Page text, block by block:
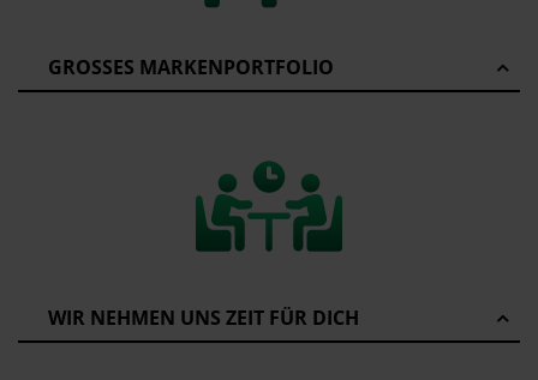
GROSSES MARKENPORTFOLIO
WIR NEHMEN UNS ZEIT FÜR DICH